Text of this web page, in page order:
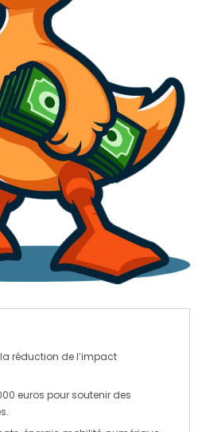
réduction de l’impact
euros pour soutenir des
.